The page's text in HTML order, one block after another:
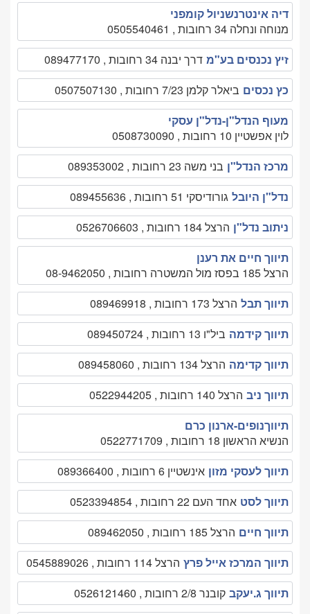
דיה אינטרנשניול קומפני
מנוחה ונחלה 34 רחובות , 0505540461
זיץ נכנסים בע"מ דרך יבנה 34 רחובות , 089477170
כץ נכסים ביאלר קלמן 7/23 רחובות , 0507507130
מעוף הנדל"ן-נדל"ן עסקי
לוין אפשטיין 10 רחובות , 0508730090
מרכז הנדל"ן בני משה 23 רחובות , 089353002
נדל"ן היובל גורודיסקי 51 רחובות , 089455636
ניתוב נדל"ן הרצל 184 רחובות , 0526706603
תיווך חיים את רענן
הרצל 185 בפסז מול המשטרה רחובות , 08-9462050
תיווך תבל הרצל 173 רחובות , 089469918
תיווך קידמה ביל"ו 13 רחובות , 089450724
תיווך קדימה הרצל 134 רחובות , 089458060
תיווך ניב הרצל 140 רחובות , 0522944205
תיווךנופים-ארנון כרם
הנשיא הראשון 18 רחובות , 0522771709
תיווך לעסקי מזון אינשטיין 6 רחובות , 089366400
תיווך לסט אחד העם 22 רחובות , 0523394854
תיווך חיים הרצל 185 רחובות , 089462050
תיווך המרכז אייל פרץ הרצל 114 רחובות , 0545889026
תיווך ג.יעקב קובנר 2/8 רחובות , 0526121460